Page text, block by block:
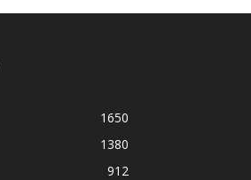
1650
1380
912